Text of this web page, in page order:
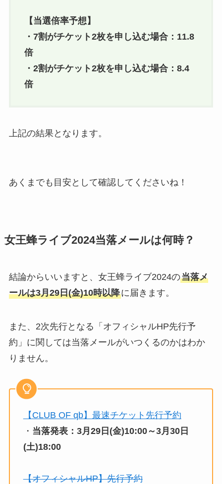
【当選倍率予想】
・7割がチケット2枚を申し込む場合：11.8
倍
・2割がチケット2枚を申し込む場合：8.4
倍
上記の結果となります。
あくまでも目安として確認してくださいね！
女王蜂ライブ2024当落メールは何時？
結論からいいますと、女王蜂ライブ2024の当落メ
ールは3月29日(金)10時以降に届きます。
また、2次先行となる「オフィシャルHP先行予
約」に関しては当落メールがいつくるのかはわか
りません。
【CLUB OF qb】最速チケット先行予約
・ 当落発表：3月29日(金)10:00～3月30日
(土)18:00
【オフィシャルHP】先行予約